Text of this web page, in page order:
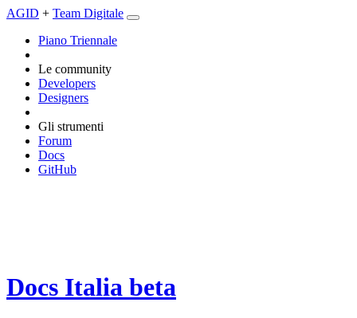
AGID + Team Digitale
Piano Triennale
Le community
Developers
Designers
Gli strumenti
Forum
Docs
GitHub
Docs Italia beta